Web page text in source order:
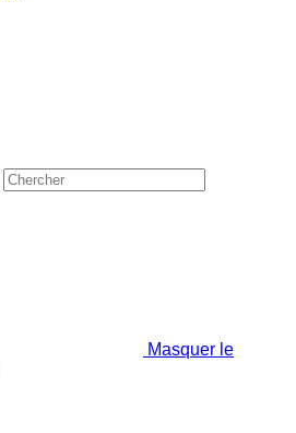
Masquer le